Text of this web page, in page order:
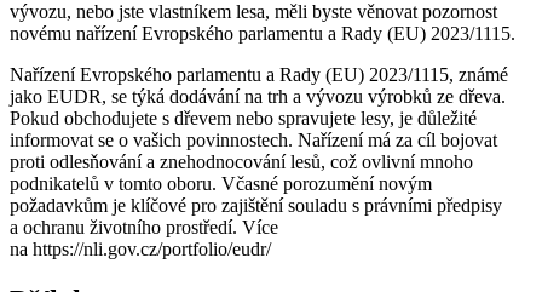
vývozu, nebo jste vlastníkem lesa, měli byste věnovat pozornost
novému nařízení Evropského parlamentu a Rady (EU) 2023/1115.
Nařízení Evropského parlamentu a Rady (EU) 2023/1115, známé
jako EUDR, se týká dodávání na trh a vývozu výrobků ze dřeva.
Pokud obchodujete s dřevem nebo spravujete lesy, je důležité
informovat se o vašich povinnostech. Nařízení má za cíl bojovat
proti odlesňování a znehodnocování lesů, což ovlivní mnoho
podnikatelů v tomto oboru. Včasné porozumění novým
požadavkům je klíčové pro zajištění souladu s právními předpisy
a ochranu životního prostředí. Více
na https://nli.gov.cz/portfolio/eudr/